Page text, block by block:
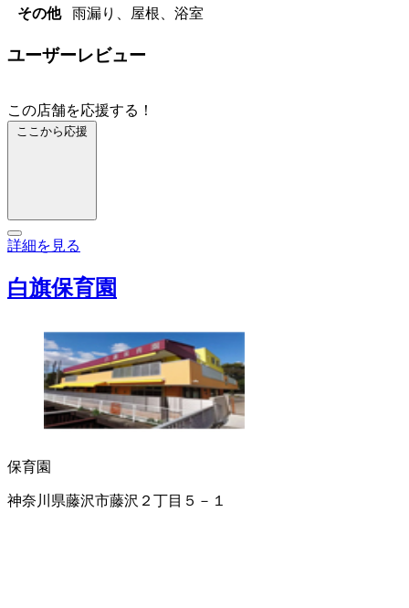
その他
雨漏り、屋根、浴室
ユーザーレビュー
この店舗を応援する！
ここから応援
詳細を見る
白旗保育園
保育園
神奈川県藤沢市藤沢２丁目５－１